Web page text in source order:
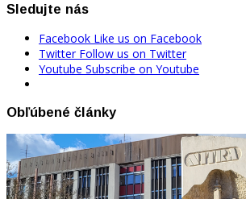
Sledujte nás
Facebook Like us on Facebook
Twitter Follow us on Twitter
Youtube Subscribe on Youtube
Obľúbené články